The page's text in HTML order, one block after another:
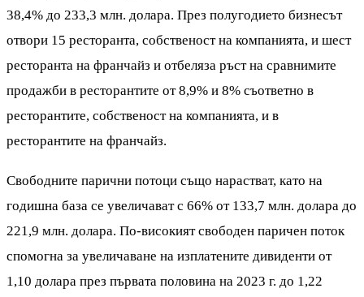
38,4% до 233,3 млн. долара. През полугодието бизнесът
отвори 15 ресторанта, собственост на компанията, и шест
ресторанта на франчайз и отбеляза ръст на сравнимите
продажби в ресторантите от 8,9% и 8% съответно в
ресторантите, собственост на компанията, и в
ресторантите на франчайз.
Свободните парични потоци също нарастват, като на
годишна база се увеличават с 66% от 133,7 млн. долара до
221,9 млн. долара. По-високият свободен паричен поток
спомогна за увеличаване на изплатените дивиденти от
1,10 долара през първата половина на 2023 г. до 1,22